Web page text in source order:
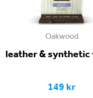
Oakwood
leather & synthetic
149 kr